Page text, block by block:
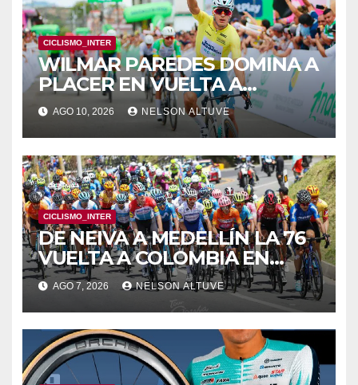
CICLISMO_INTER
WILMAR PAREDES DOMINA A
PLACER EN VUELTA A
COLOMBIA
AGO 10, 2026 NELSON ALTUVE
CICLISMO_INTER
DE NEIVA A MEDELLÍN LA 76
VUELTA A COLOMBIA EN
BICICLETA
AGO 7, 2026 NELSON ALTUVE